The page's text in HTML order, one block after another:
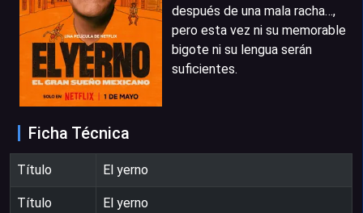
después de una mala racha…,
pero esta vez ni su memorable
bigote ni su lengua serán
suficientes.​
Ficha Técnica
Título El yerno
Título
El yerno